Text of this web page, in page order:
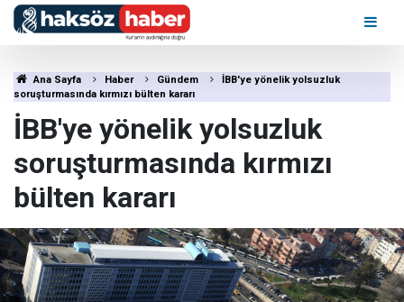
Ana Sayfa Haber Gündem
İBB'ye yönelik yolsuzluk
soruşturmasında kırmızı bülten kararı
İBB'ye yönelik yolsuzluk
soruşturmasında kırmızı
bülten kararı